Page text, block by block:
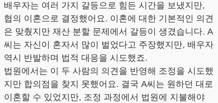
배우자는 여러 가지 갈등으로 힘든 시간을 보냈지만,
협의 이혼으로 결정했어요. 이혼에 대한 기본적인 의견
은 맞췄지만 재산 분할 문제에서 갈등이 생겼습니다. A
씨는 자신이 혼자서 많이 벌었다고 주장했지만, 배우자
역시 반발하며 법적 대응을 시도했죠.
법원에서는 이 두 사람의 의견을 반영해 조정을 시도했
지만 합의점을 찾지 못했어요. 결국 A씨는 원하던 대로
이혼할 수 있었지만, 조정 과정에서 법원에 지불해야